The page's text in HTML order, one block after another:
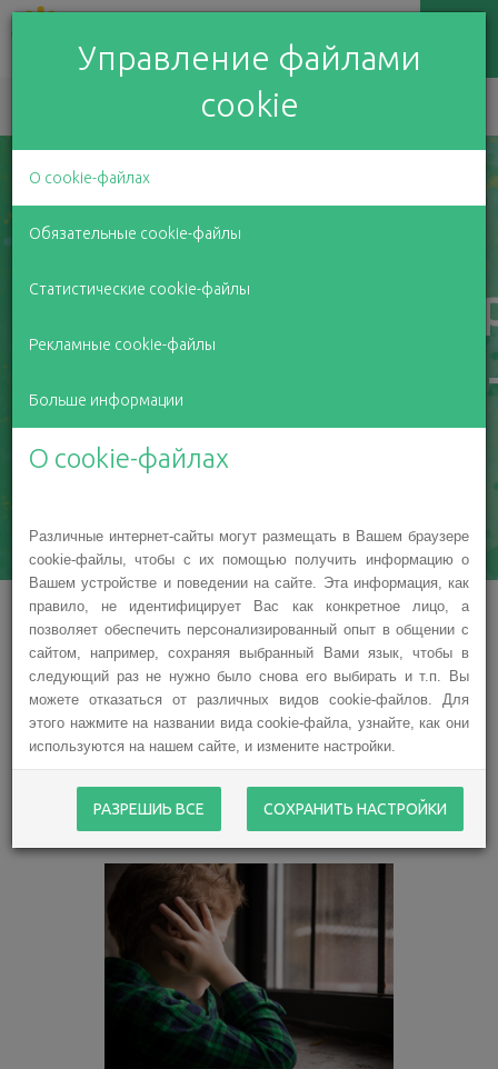
Каждый может
поддержать
дела
фонда BeOpen
НАШИ ПРОЕКТЫ
Актуальные проекты
Управление файлами
cookie
О cookie-файлах
Обязательные cookie-файлы
Статистические cookie-файлы
Рекламные cookie-файлы
Больше информации
О cookie-файлах
Различные интернет-сайты могут размещать в Вашем браузере
cookie-файлы, чтобы с их помощью получить информацию о
Вашем устройстве и поведении на сайте. Эта информация, как
правило, не идентифицирует Вас как конкретное лицо, а
позволяет обеспечить персонализированный опыт в общении с
сайтом, например, сохраняя выбранный Вами язык, чтобы в
следующий раз не нужно было снова его выбирать и т.п. Вы
можете отказаться от различных видов cookie-файлов. Для
этого нажмите на названии вида cookie-файла, узнайте, как они
используются на нашем сайте, и измените настройки.
РАЗРЕШИЬ ВСЕ СОХРАНИТЬ НАСТРОЙКИ